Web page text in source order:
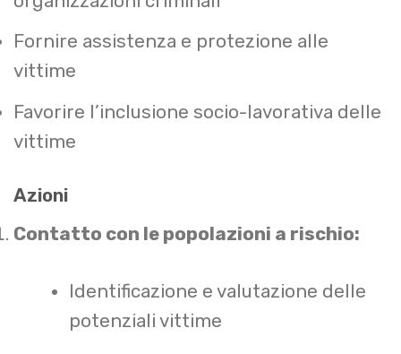
Fornire assistenza e protezione alle
vittime
Favorire l’inclusione socio-lavorativa delle
vittime
Azioni
Contatto con le popolazioni a rischio:
Identificazione e valutazione delle
potenziali vittime